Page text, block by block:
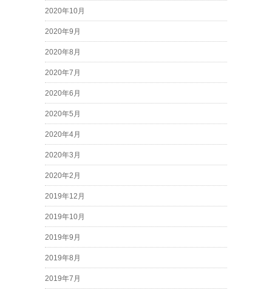
2020年10月
2020年9月
2020年8月
2020年7月
2020年6月
2020年5月
2020年4月
2020年3月
2020年2月
2019年12月
2019年10月
2019年9月
2019年8月
2019年7月